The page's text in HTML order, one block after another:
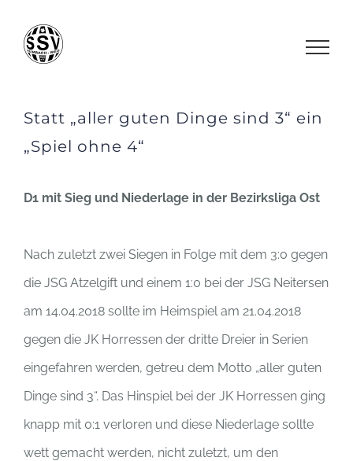
Inhalt
Statt „aller guten Dinge sind 3“ ein
„Spiel ohne 4“
D1 mit Sieg und Niederlage in der Bezirksliga Ost
Nach zuletzt zwei Siegen in Folge mit dem 3:0 gegen
die JSG Atzelgift und einem 1:0 bei der JSG Neitersen
am 14.04.2018 sollte im Heimspiel am 21.04.2018
gegen die JK Horressen der dritte Dreier in Serien
eingefahren werden, getreu dem Motto „aller guten
Dinge sind 3“. Das Hinspiel bei der JK Horressen ging
knapp mit 0:1 verloren und diese Niederlage sollte
wett gemacht werden, nicht zuletzt, um den